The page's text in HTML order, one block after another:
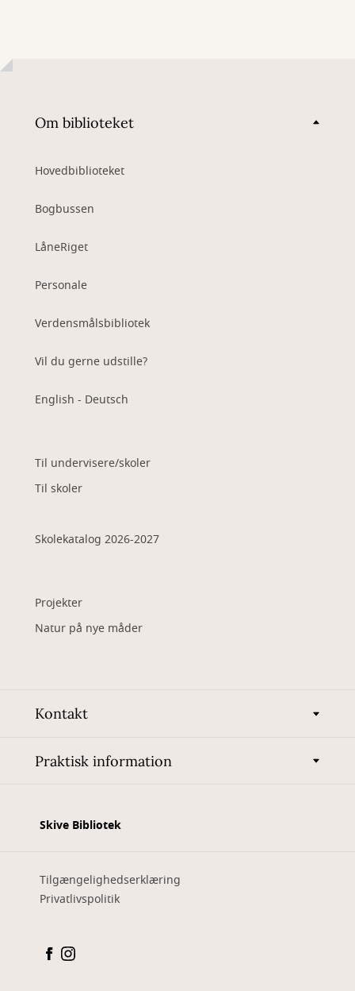
Om biblioteket
Hovedbiblioteket
Bogbussen
LåneRiget
Personale
Verdensmålsbibliotek
Vil du gerne udstille?
English - Deutsch
Til undervisere/skoler
Til skoler
Skolekatalog 2026-2027
Projekter
Natur på nye måder
Kontakt
Praktisk information
Skive Bibliotek
Tilgængelighedserklæring
Privatlivspolitik